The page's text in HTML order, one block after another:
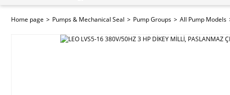
Home page Pumps & Mechanical Seal Pump Groups All Pump Models